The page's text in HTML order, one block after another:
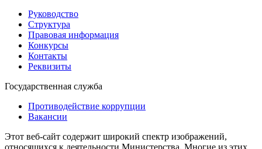
Руководство
Структура
Правовая информация
Конкурсы
Контакты
Реквизиты
Государственная служба
Противодействие коррупции
Вакансии
Этот веб-сайт содержит широкий спектр изображений,